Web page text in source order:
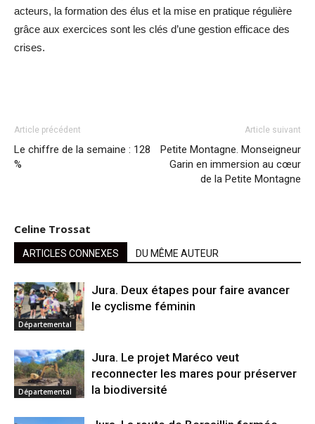
acteurs, la formation des élus et la mise en pratique régulière
grâce aux exercices sont les clés d’une gestion efficace des
crises.
Article précédent
Le chiffre de la semaine : 128
%
Article suivant
Petite Montagne. Monseigneur
Garin en immersion au cœur
de la Petite Montagne
Celine Trossat
ARTICLES CONNEXES DU MÊME AUTEUR
Départemental
Jura. Deux étapes pour faire avancer
le cyclisme féminin
Départemental
Jura. Le projet Maréco veut
reconnecter les mares pour préserver
la biodiversité